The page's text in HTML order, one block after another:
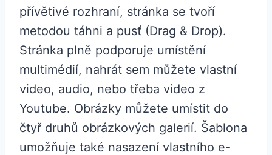
přívětivé rozhraní, stránka se tvoří
metodou táhni a pusť (Drag & Drop).
Stránka plně podporuje umístění
multimédií, nahrát sem můžete vlastní
video, audio, nebo třeba video z
Youtube. Obrázky můžete umístit do
čtyř druhů obrázkových galerií. Šablona
umožňuje také nasazení vlastního e-